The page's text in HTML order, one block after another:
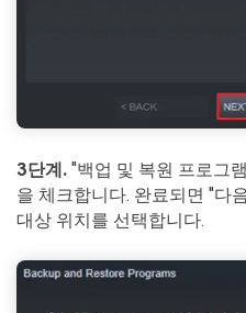
3단계. "백업 및 복원 프로그
을 체크합니다. 완료되면 "다
대상 위치를 선택합니다.